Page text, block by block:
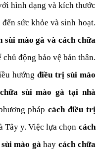
hình dạng và kích thước
sức khỏe và sinh hoạt.
sùi mào gà và cách chữa
động bảo vệ bản thân.
hướng điều trị sùi mào
sùi mào gà tại nhà
phápcách điều trị
Tây y. Việc lựa chọn cách
mào gàhay cách chữa